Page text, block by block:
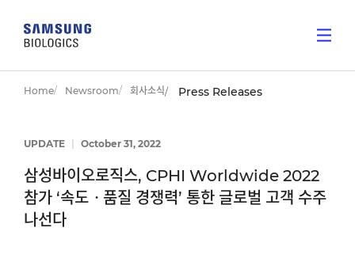
Home Newsroom 회사소식 Press Releases
UPDATE October 31, 2022
삼성바이오로직스, CPHI Worldwide 2022
참가 ‘속도ㆍ품질 경쟁력’ 통한 글로벌 고객 수주
나선다